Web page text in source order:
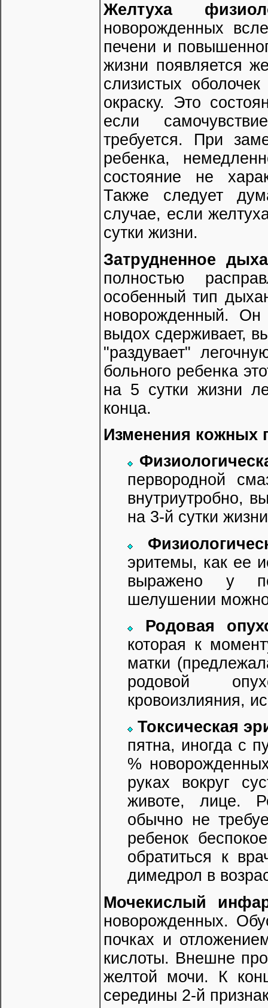
Желтуха
новорожденных
печени и
жизни появляется
слизистых
окраску. Это
если
требуется. При
ребенка,
состояние не
Также следует
случае, если
сутки жизни.
Затрудненное
полностью
особенный тип
новорожденный. Он
выдох сдерживает,
"раздувает"
больного ребенка
на 5 сутки жизни
конца.
Изменения кожных
первородной
внутриутробно,
на 3-й сутки
эритемы, как ее
выражено у
шелушении
Родовая
которая к
матки
родовой
кровоизлияния,
Токсическая
пятна, иногда с
%
руках вокруг
животе, лице.
обычно не
ребенок
обратиться к
димедрол в
Мочекислый
новорожденных.
почках и
кислоты. Внешне
желтой мочи. К
середины 2-й